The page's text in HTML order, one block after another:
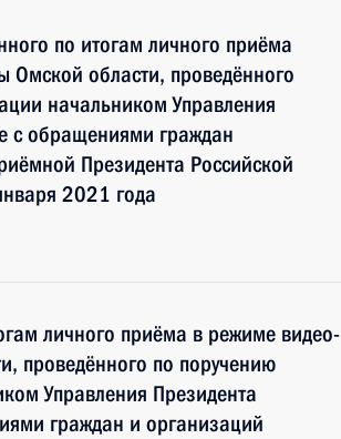
по итогам личного приёма
Омской области, проведённого
начальником Управления
с обращениями граждан
Президента Российской
2021 года
личного приёма в режиме видео-
проведённого по поручению
Управления Президента
граждан и организаций